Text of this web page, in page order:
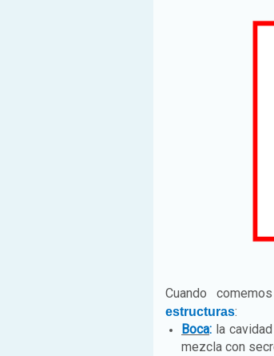
Cuando
estructuras:
Boca: la
mezcla con